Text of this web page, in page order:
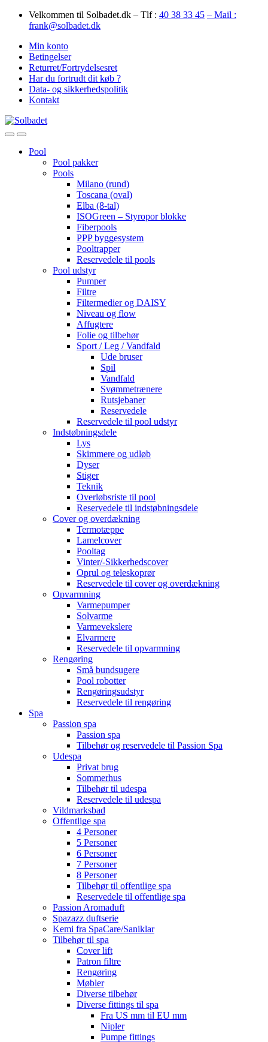
Skip
Skip
Velkommen til Solbadet.dk – Tlf : 40 38 33 45 – Mail :
frank@solbadet.dk
Min konto
Betingelser
Returret/Fortrydelsesret
Har du fortrudt dit køb ?
Data- og sikkerhedspolitik
Kontakt
OpenClose
Pool
Pool pakker
Pools
Milano (rund)
Toscana (oval)
Elba (8-tal)
ISOGreen – Styropor blokke
Fiberpools
PPP byggesystem
Pooltrapper
Reservedele til pools
Pool udstyr
Pumper
Filtre
Filtermedier og DAISY
Niveau og flow
Affugtere
Folie og tilbehør
Sport / Leg / Vandfald
Ude bruser
Spil
Vandfald
Svømmetrænere
Rutsjebaner
Reservedele
Reservedele til pool udstyr
Indstøbningsdele
Lys
Skimmere og udløb
Dyser
Stiger
Teknik
Overløbsriste til pool
Reservedele til indstøbningsdele
Cover og overdækning
Termotæppe
Lamelcover
Pooltag
Vinter/-Sikkerhedscover
Oprul og teleskoprør
Reservedele til cover og overdækning
Opvarmning
Varmepumper
Solvarme
Varmevekslere
Elvarmere
Reservedele til opvarmning
Rengøring
Små bundsugere
Pool robotter
Rengøringsudstyr
Reservedele til rengøring
Spa
Passion spa
Passion spa
Tilbehør og reservedele til Passion Spa
Udespa
Privat brug
Sommerhus
Tilbehør til udespa
Reservedele til udespa
Vildmarksbad
Offentlige spa
4 Personer
5 Personer
6 Personer
7 Personer
8 Personer
Tilbehør til offentlige spa
Reservedele til offentlige spa
Passion Aromaduft
Spazazz duftserie
Kemi fra SpaCare/Saniklar
Tilbehør til spa
Cover lift
Patron filtre
Rengøring
Møbler
Diverse tilbehør
Diverse fittings til spa
Fra US mm til EU mm
Nipler
Pumpe fittings